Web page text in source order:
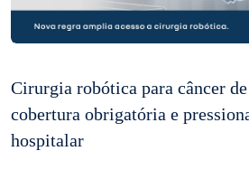
Cirurgia robótica para câncer
cobertura obrigatória e
hospitalar